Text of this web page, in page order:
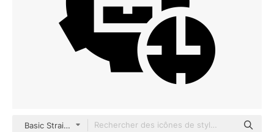
Basic Straight Filled